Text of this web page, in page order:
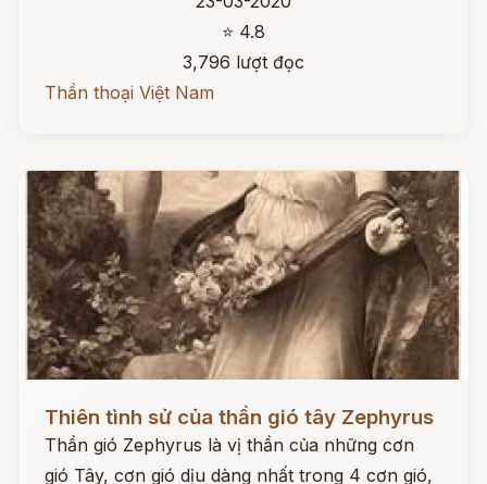
⭐ 4.8
3,796 lượt đọc
Thần thoại Việt Nam
Thiên tình sử của thần gió tây Zephyrus
Thần gió Zephyrus là vị thần của những cơn
gió Tây, cơn gió dịu dàng nhất trong 4 cơn gió,